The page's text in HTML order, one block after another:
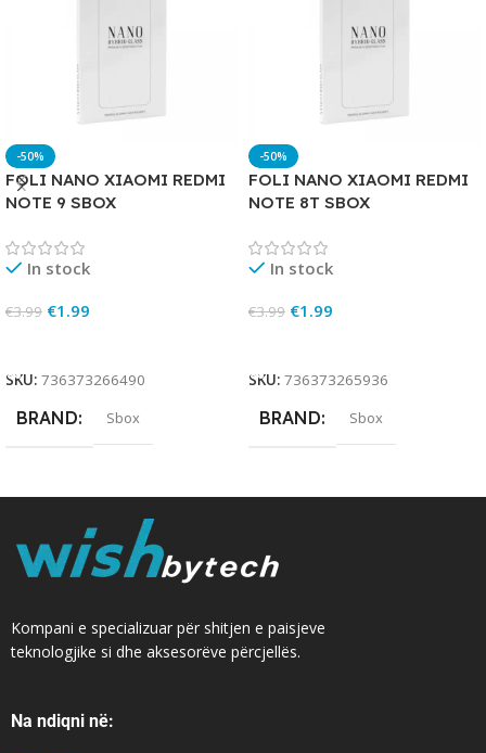
-50%
FOLI NANO XIAOMI REDMI
NOTE 9 SBOX
In stock
€3.99 €1.99
SKU: 736373266490
BRAND Sbox
-50%
FOLI NANO XIAOMI REDMI
NOTE 8T SBOX
In stock
€3.99 €1.99
SKU: 736373265936
BRAND Sbox
Kompani e specializuar për shitjen e paisjeve
teknologjike si dhe aksesorëve përcjellës.
Na ndiqni në: